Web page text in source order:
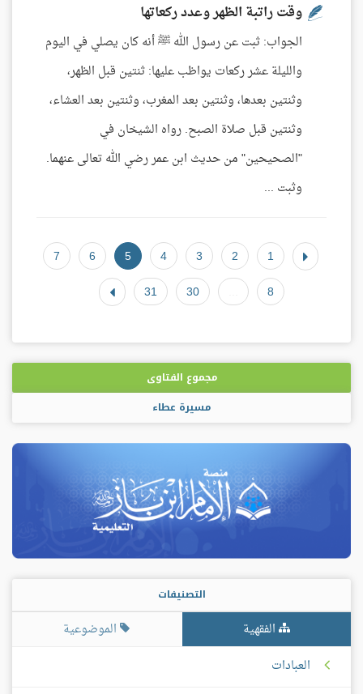
وقت راتبة الظهر وعدد ركعاتها
الجواب: ثبت عن رسول الله ﷺ أنه كان يصلي في اليوم
والليلة عشر ركعات يواظب عليها: ثنتين قبل الظهر،
وثنتين بعدها، وثنتين بعد المغرب، وثنتين بعد العشاء،
وثنتين قبل صلاة الصبح. رواه الشيخان في
"الصحيحين" من حديث ابن عمر رضي الله تعالى عنهما.
وثبت ...
1
2
3
4
5
6
7
8
30
31
مجموع الفتاوى
مسيرة عطاء
التصنيفات
الفقهية
الموضوعية
العبادات